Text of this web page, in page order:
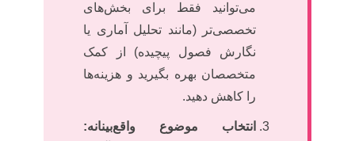
می‌توانید فقط برای بخش‌های
تخصصی‌تر (مانند تحلیل آماری یا
نگارش فصول پیچیده) از کمک
متخصصان بهره بگیرید و هزینه‌ها
را کاهش دهید.
انتخاب موضوع واقع‌بینانه: